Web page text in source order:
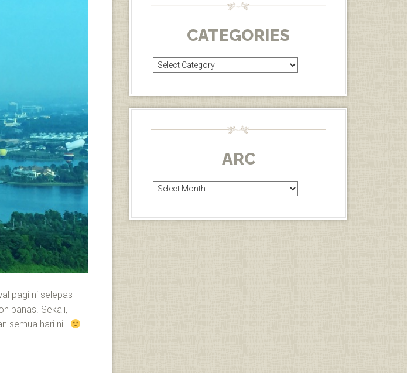
pagi ni selepas
panas. Sekali,
semua hari ni..
CATEGORIES
Categories
ARC
Arc